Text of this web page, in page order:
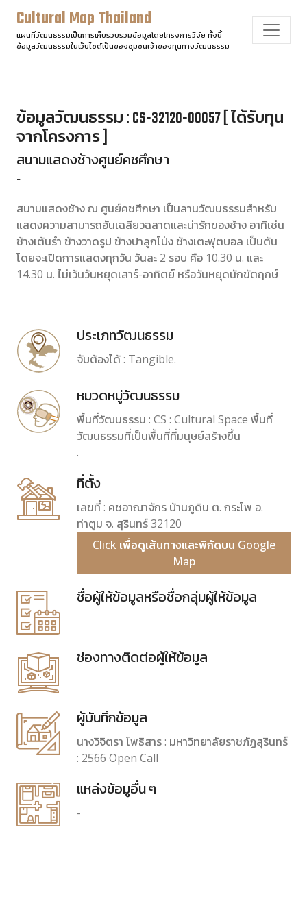
Cultural Map Thailand
แผนที่วัฒนธรรมเป็นการเก็บรวบรวมข้อมูลโดยโครงการวิจัย ทั้งนี้
ข้อมูลวัฒนธรรมในเว็บไซต์เป็นของชุมชนเจ้าของทุนทางวัฒนธรรม
ข้อมูลวัฒนธรรม : CS-32120-00057 [ ได้รับทุน
จากโครงการ ]
สนามแสดงช้างศูนย์คชศึกษา
-
สนามแสดงช้าง ณ ศูนย์คชศึกษา เป็นลานวัฒนธรรมสำหรับ
แสดงความสามารถอันเฉลียวฉลาดและน่ารักของช้าง อาทิเช่น
ช้างเต้นรำ ช้างวาดรูป ช้างปาลูกโป่ง ช้างเตะฟุตบอล เป็นต้น
โดยจะเปิดการแสดงทุกวัน วันละ 2 รอบ คือ 10.30 น. และ
14.30 น. ไม่เว้นวันหยุดเสาร์-อาทิตย์ หรือวันหยุดนักขัตฤกษ์
ประเภทวัฒนธรรม
จับต้องได้ : Tangible.
หมวดหมู่วัฒนธรรม
พื้นที่วัฒนธรรม : CS : Cultural Space พื้นที่
วัฒนธรรมที่เป็นพื้นที่ที่มนุษย์สร้างขึ้น
.
ที่ตั้ง
เลขที่ : คชอาณาจักร บ้านภูดิน ต. กระโพ อ.
ท่าตูม จ. สุรินทร์ 32120
Click เพื่อดูเส้นทางและพิกัดบน Google
Map
ชื่อผู้ให้ข้อมูลหรือชื่อกลุ่มผู้ให้ข้อมูล
ช่องทางติดต่อผู้ให้ข้อมูล
ผู้บันทึกข้อมูล
นางวิจิตรา โพธิสาร : มหาวิทยาลัยราชภัฏสุรินทร์
: 2566 Open Call
แหล่งข้อมูอื่น ๆ
-